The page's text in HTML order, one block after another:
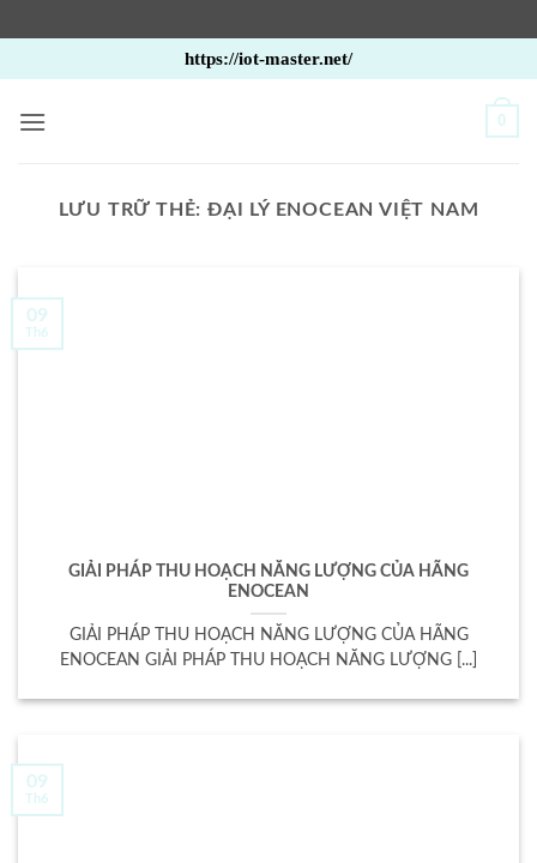
qua
nội
https://iot-master.net/
0
LƯU TRỮ THẺ: ĐẠI LÝ ENOCEAN VIỆT NAM
GIẢI PHÁP THU HOẠCH NĂNG LƯỢNG CỦA HÃNG
ENOCEAN
GIẢI PHÁP THU HOẠCH NĂNG LƯỢNG CỦA HÃNG
ENOCEAN GIẢI PHÁP THU HOẠCH NĂNG LƯỢNG [...]
09
Th6
09
Th6